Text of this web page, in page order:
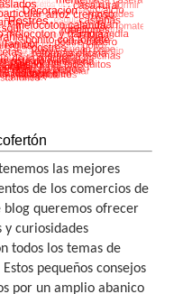
las mejores
de los comercios de
blog queremos ofrecer
y curiosidades
todos los temas de
pequeños consejos
por un amplio abanico